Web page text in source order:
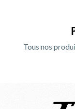
Tous nos